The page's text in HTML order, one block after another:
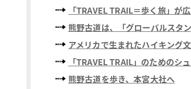
「TRAVEL TRAIL＝歩く旅」が
熊野古道は、「グローバルスタ
アメリカで生まれたハイキング
「TRAVEL TRAIL」のためのシ
熊野古道を歩き、本宮大社へ